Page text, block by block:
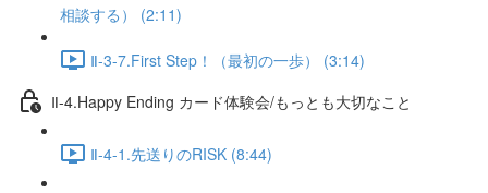
相談する） (2:11)
Ⅱ-3-7.First Step！（最初の一歩） (3:14)
Ⅱ-4.Happy Ending カード体験会/もっとも大切なこと
Ⅱ-4-1.先送りのRISK (8:44)